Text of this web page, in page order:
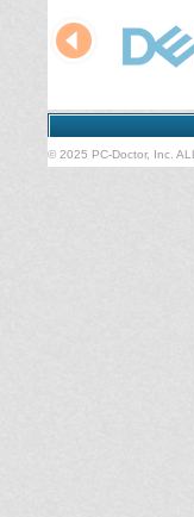
© 2025 PC-Doctor, Inc.